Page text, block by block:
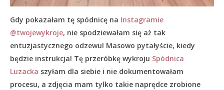
Gdy pokazałam tę spódnicę na Instagramie
@twojewykroje, nie spodziewałam się aż tak
entuzjastycznego odzewu! Masowo pytałyście, kiedy
będzie instrukcja! Tę przeróbkę wykroju Spódnica
Luzacka szyłam dla siebie i nie dokumentowałam
procesu, a zdjęcia mam tylko takie naprędce zrobione